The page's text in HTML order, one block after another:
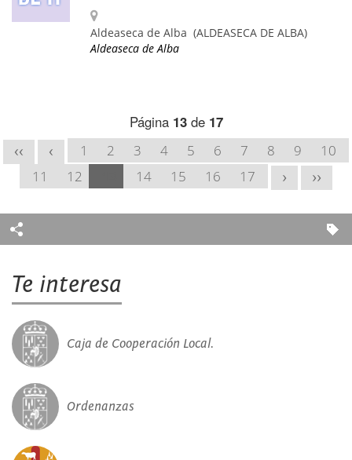
Aldeaseca de Alba (ALDEASECA DE ALBA)
Aldeaseca de Alba
Página 13de 17
<< < 1 2 3 4 5 6 7 8 9
10
11
12 14 15 16 17 > >>
Te interesa
Caja de Cooperación Local.
Ordenanzas